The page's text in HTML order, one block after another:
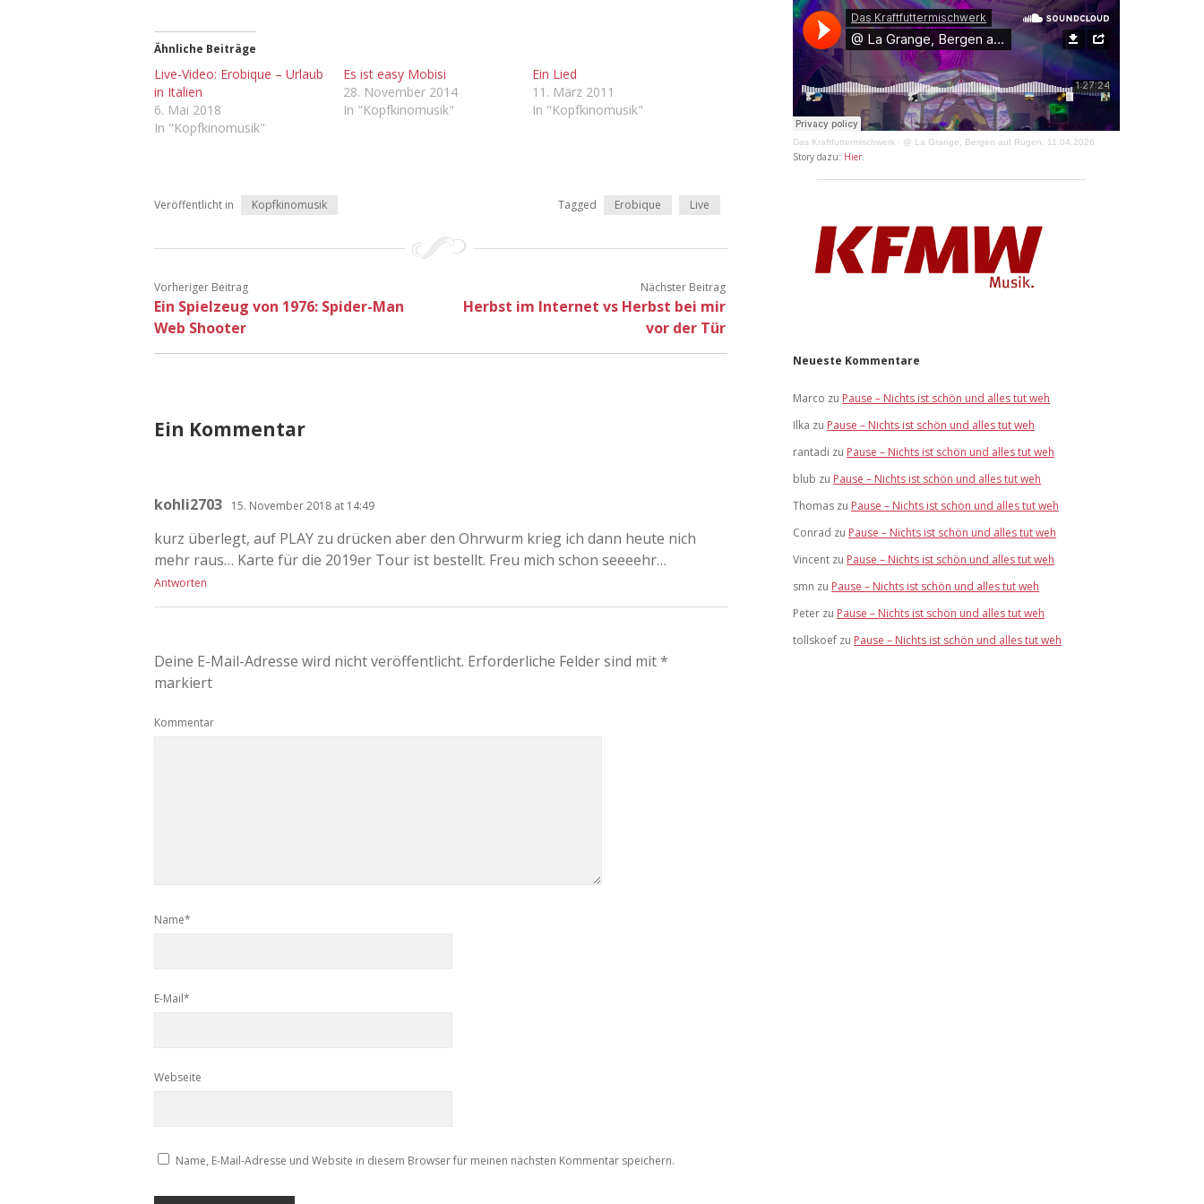
Ähnliche Beiträge
Live-Video: Erobique – Urlaub
in Italien
6. Mai 2018
In "Kopfkinomusik"
Es ist easy Mobisi
28. November 2014
In "Kopfkinomusik"
Ein Lied
11. März 2011
In "Kopfkinomusik"
Veröffentlicht in Kopfkinomusik Tagged Erobique Live
Vorheriger Beitrag
Ein Spielzeug von 1976: Spider-Man
Web Shooter
Nächster Beitrag
Herbst im Internet vs Herbst bei mir
vor der Tür
Ein Kommentar
kohli2703 15. November 2018 at 14:49
kurz überlegt, auf PLAY zu drücken aber den Ohrwurm krieg ich dann heute nich
mehr raus… Karte für die 2019er Tour ist bestellt. Freu mich schon seeeehr…
Antworten
Deine E-Mail-Adresse wird nicht veröffentlicht. Erforderliche Felder sind mit*
markiert
Kommentar
Name*
E-Mail*
Webseite
Name, E-Mail-Adresse und Website in diesem Browser für meinen nächsten Kommentar speichern.
Das Kraftfuttermischwerk · @ La Grange, Bergen auf Rügen, 11.04.2026
Story dazu: Hier.
Neueste Kommentare
Marco zu Pause – Nichts ist schön und alles tut weh
Ilka zu Pause – Nichts ist schön und alles tut weh
rantadi zu Pause – Nichts ist schön und alles tut weh
blub zu Pause – Nichts ist schön und alles tut weh
Thomas zu Pause – Nichts ist schön und alles tut weh
Conrad zu Pause – Nichts ist schön und alles tut weh
Vincent zu Pause – Nichts ist schön und alles tut weh
smn zu Pause – Nichts ist schön und alles tut weh
Peter zu Pause – Nichts ist schön und alles tut weh
tollskoef zu Pause – Nichts ist schön und alles tut weh